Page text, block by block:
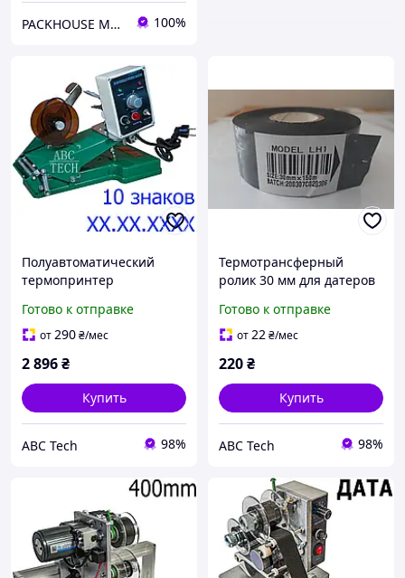
PACKHOUSE MACHINERY 100%
Полуавтоматический
термопринтер
Настольный датер с
термолентой Hualian
Готово к отправке
от290₴/мес
2 896₴
Купить
ABC Tech 98%
Термотрансферный
ролик 30 мм для датеров
с краской Лента
термодатера
Готово к отправке
от22₴/мес
220₴
Купить
ABC Tech 98%